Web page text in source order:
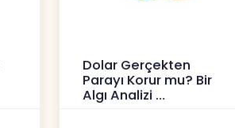
Dolar Gerçekten
Parayı Korur mu? Bir
Algı Analizi